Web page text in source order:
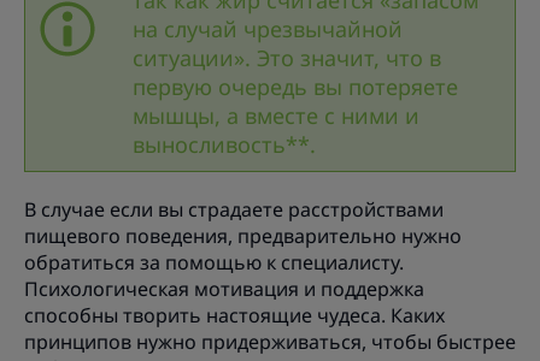
на случай чрезвычайной
ситуации». Это значит, что в
первую очередь вы потеряете
мышцы, а вместе с ними и
выносливость**.
В случае если вы страдаете расстройствами
пищевого поведения, предварительно нужно
обратиться за помощью к специалисту.
Психологическая мотивация и поддержка
способны творить настоящие чудеса. Каких
принципов нужно придерживаться, чтобы быстрее